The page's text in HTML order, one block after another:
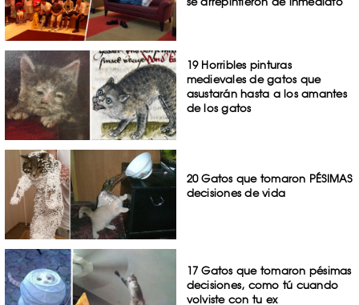
19 Horribles pinturas
medievales de gatos que
asustarán hasta a los amantes
de los gatos
20 Gatos que tomaron PÉSIMAS
decisiones de vida
17 Gatos que tomaron pésimas
decisiones, como tú cuando
volviste con tu ex